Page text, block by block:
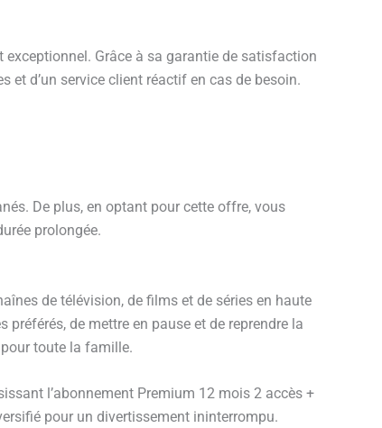
exceptionnel. Grâce à sa garantie de satisfaction
et d’un service client réactif en cas de besoin.
De plus, en optant pour cette offre, vous
prolongée.
de télévision, de films et de séries en haute
de mettre en pause et de reprendre la
toute la famille.
l’abonnement Premium 12 mois 2 accès +
pour un divertissement ininterrompu.